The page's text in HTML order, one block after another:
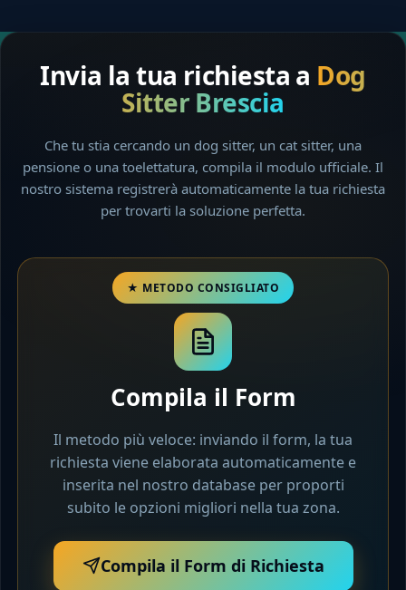
Invia la tua richiesta a Dog
Sitter Brescia
Che tu stia cercando un dog sitter, un cat sitter, una
pensione o una toelettatura, compila il modulo ufficiale. Il
nostro sistema registrerà automaticamente la tua richiesta
per trovarti la soluzione perfetta.
Compila il Form
Il metodo più veloce: inviando il form, la tua
richiesta viene elaborata automaticamente e
inserita nel nostro database per proporti
subito le opzioni migliori nella tua zona.
Compila il Form di Richiesta